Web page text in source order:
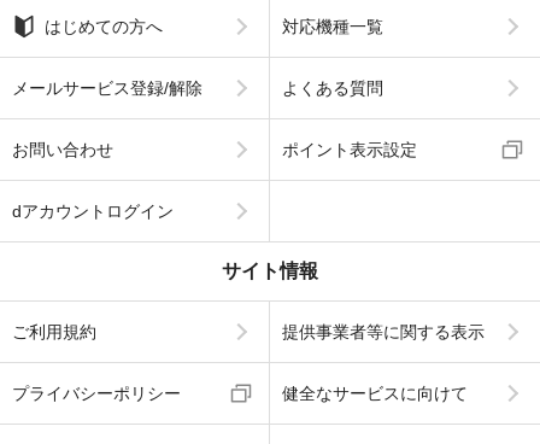
はじめての方へ 対応機種一覧
メールサービス登録/解除 よくある質問
お問い合わせ ポイント表示設定
dアカウントログイン
サイト情報
ご利用規約 提供事業者等に関する表示
プライバシーポリシー 健全なサービスに向けて